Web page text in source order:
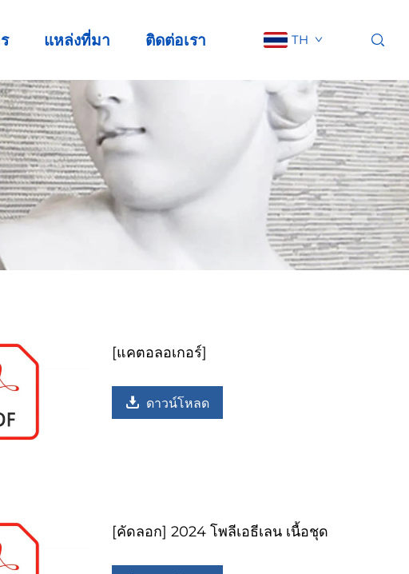
แหล่งที่มา ติดต่อเรา TH
[แคตอลอเกอร์]
ดาวน์โหลด
[คัดลอก] 2024 โพลีเอธีเลน เนื้อชุด